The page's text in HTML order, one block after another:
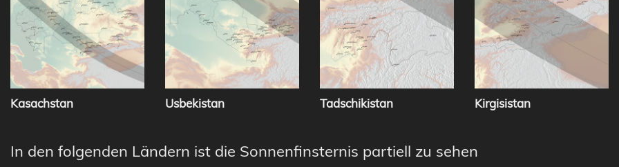
Kasachstan Usbekistan Tadschikistan Kirgisistan
In den folgenden Ländern ist die Sonnenfinsternis partiell zu sehen